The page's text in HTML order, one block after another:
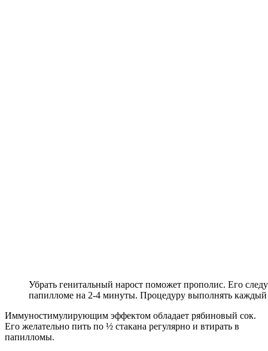
Убрать генитальный нарост поможет прополис. Его
папилломе на 2-4 минуты. Процедуру выполнять каждый
Иммуностимулирующим эффектом обладает рябиновый сок.
Его желательно пить по ½ стакана регулярно и втирать в
папилломы.